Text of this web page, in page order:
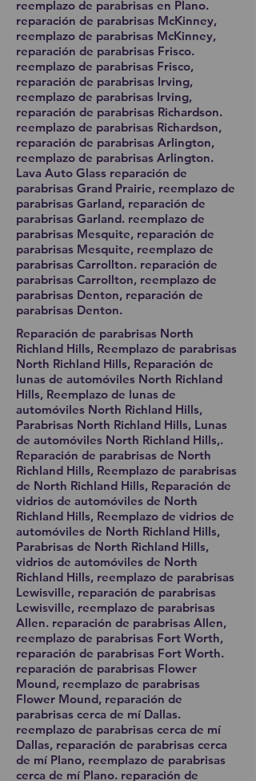
reemplazo de parabrisas en Plano.
reparación de parabrisas McKinney,
reemplazo de parabrisas McKinney,
reparación de parabrisas Frisco.
reemplazo de parabrisas Frisco,
reparación de parabrisas Irving,
reemplazo de parabrisas Irving,
reparación de parabrisas Richardson.
reemplazo de parabrisas Richardson,
reparación de parabrisas Arlington,
reemplazo de parabrisas Arlington.
Lava Auto Glass reparación de
parabrisas Grand Prairie, reemplazo de
parabrisas Garland, reparación de
parabrisas Garland. reemplazo de
parabrisas Mesquite, reparación de
parabrisas Mesquite, reemplazo de
parabrisas Carrollton. reparación de
parabrisas Carrollton, reemplazo de
parabrisas Denton, reparación de
parabrisas Denton.
Reparación de parabrisas North
Richland Hills, Reemplazo de parabrisas
North Richland Hills, Reparación de
lunas de automóviles North Richland
Hills, Reemplazo de lunas de
automóviles North Richland Hills,
Parabrisas North Richland Hills, Lunas
de automóviles North Richland Hills,.
Reparación de parabrisas de North
Richland Hills, Reemplazo de parabrisas
de North Richland Hills, Reparación de
vidrios de automóviles de North
Richland Hills, Reemplazo de vidrios de
automóviles de North Richland Hills,
Parabrisas de North Richland Hills,
vidrios de automóviles de North
Richland Hills, reemplazo de parabrisas
Lewisville, reparación de parabrisas
Lewisville, reemplazo de parabrisas
Allen. reparación de parabrisas Allen,
reemplazo de parabrisas Fort Worth,
reparación de parabrisas Fort Worth.
reparación de parabrisas Flower
Mound, reemplazo de parabrisas
Flower Mound, reparación de
parabrisas cerca de mí Dallas.
reemplazo de parabrisas cerca de mí
Dallas, reparación de parabrisas cerca
de mí Plano, reemplazo de parabrisas
cerca de mí Plano. reparación de